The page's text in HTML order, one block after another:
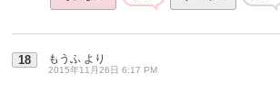
18 もうふ より
2015年11月26日 6:17 PM